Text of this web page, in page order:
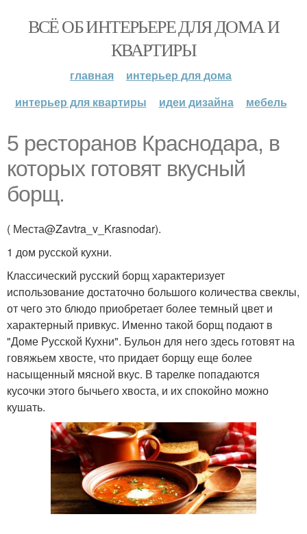
ВСЁ ОБ ИНТЕРЬЕРЕ ДЛЯ ДОМА И
КВАРТИРЫ
главная
интерьер для дома
интерьер для квартиры
идеи дизайна мебель
5 ресторанов Краснодара, в
которых готовят вкусный
борщ.
( Места@Zavtra_v_Krasnodar).
1 дом русской кухни.
Классический русский борщ характеризует
использование достаточно большого количества свеклы,
от чего это блюдо приобретает более темный цвет и
характерный привкус. Именно такой борщ подают в
"Доме Русской Кухни". Бульон для него здесь готовят на
говяжьем хвосте, что придает борщу еще более
насыщенный мясной вкус. В тарелке попадаются
кусочки этого бычьего хвоста, и их спокойно можно
кушать.